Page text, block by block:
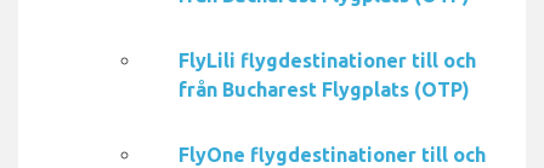
FlyLili flygdestinationer till och
från Bucharest Flygplats (OTP)
FlyOne flygdestinationer till och